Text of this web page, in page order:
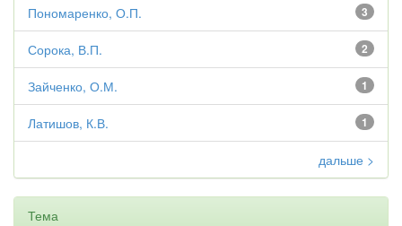
3
Пономаренко, О.П.
2
Сорока, В.П.
1
Зайченко, О.М.
1
Латишов, К.В.
дальше >
Тема